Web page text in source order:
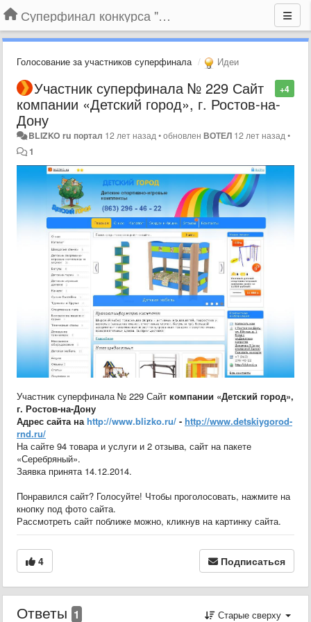
Суперфинал конкурса "Компания года-2014" на BLIZKO.ru
Голосование за участников суперфинала Идеи
+4
Участник суперфинала № 229 Сайт
компании «Детский город», г. Ростов-на-
Дону
BLIZKO ru портал 12 лет назад •обновленВОТЕЛ 12 лет назад •
1
Участник суперфинала № 229 Сайт компании «Детский город»,
г. Ростов-на-Дону
Адрес сайта наhttp://www.blizko.ru/ - http://www.detskiygorod-
rnd.ru/
На сайте 94 товара и услуги и 2 отзыва, сайт на пакете
«Серебряный».
Заявка принята 14.12.2014.
Понравился сайт? Голосуйте! Чтобы проголосовать, нажмите на
кнопку под фото сайта.
Рассмотреть сайт поближе можно, кликнув на картинку сайта.
4 Подписаться
Ответы 1 Старые сверху